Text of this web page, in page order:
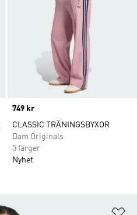
Price
749 kr
CLASSIC TRÄNINGSBYXOR
Dam Originals
5 färger
Nyhet